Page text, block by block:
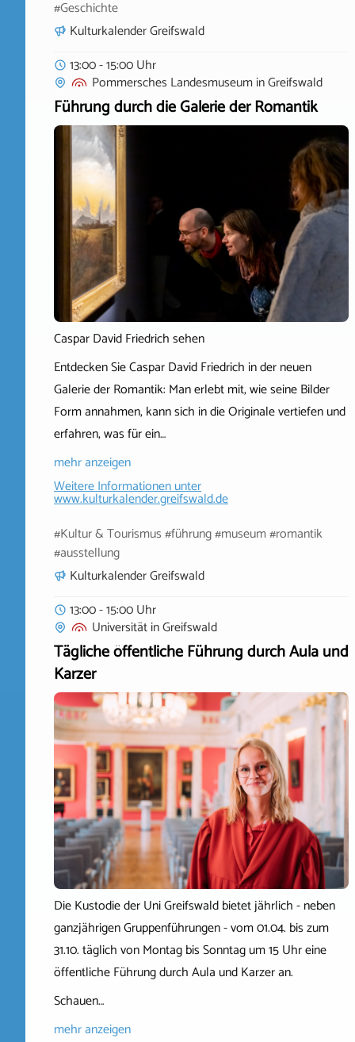
#Geschichte
Kulturkalender Greifswald
13:00 - 15:00 Uhr
Pommersches LandesmuseuminGreifswald
Führung durch die Galerie der Romantik
Caspar David Friedrich sehen
Entdecken Sie Caspar David Friedrich in der neuen
Galerie der Romantik: Man erlebt mit, wie seine Bilder
Form annahmen, kann sich in die Originale vertiefen und
erfahren, was für ein…
mehr anzeigen
Weitere Informationen unter
www.kulturkalender.greifswald.de
#Kultur & Tourismus #führung #museum #romantik
#ausstellung
Kulturkalender Greifswald
13:00 - 15:00 Uhr
UniversitätinGreifswald
Tägliche öffentliche Führung durch Aula und
Karzer
Die Kustodie der Uni Greifswald bietet jährlich - neben
ganzjährigen Gruppenführungen - vom 01.04. bis zum
31.10. täglich von Montag bis Sonntag um 15 Uhr eine
öffentliche Führung durch Aula und Karzer an.
Schauen…
mehr anzeigen